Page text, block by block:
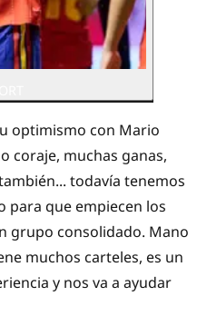
optimismo con Mario
coraje, muchas ganas,
todavía tenemos
para que empiecen los
grupo consolidado. Mano
muchos carteles, es un
y nos va a ayudar